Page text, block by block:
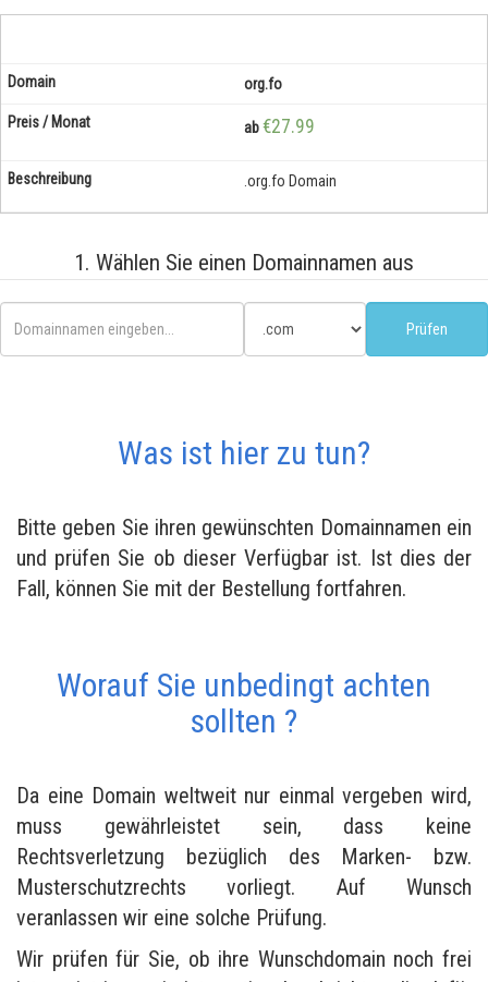
org.fo
ab€27.99
.org.fo Domain
1. Wählen Sie einen Domainnamen aus
Was ist hier zu tun?
Bitte geben Sie ihren gewünschten Domainnamen ein
und prüfen Sie ob dieser Verfügbar ist. Ist dies der
Fall, können Sie mit der Bestellung fortfahren.
Worauf Sie unbedingt achten
sollten ?
Da eine Domain weltweit nur einmal vergeben wird,
muss gewährleistet sein, dass keine
Rechtsverletzung bezüglich des Marken- bzw.
Musterschutzrechts vorliegt. Auf Wunsch
veranlassen wir eine solche Prüfung.
Wir prüfen für Sie, ob ihre Wunschdomain noch frei